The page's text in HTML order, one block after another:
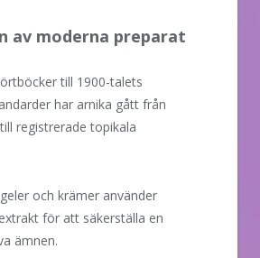
av moderna preparat
till 1900-talets
har arnika gått från
registrerade topikala
och krämer använder
för att säkerställa en
ämnen.